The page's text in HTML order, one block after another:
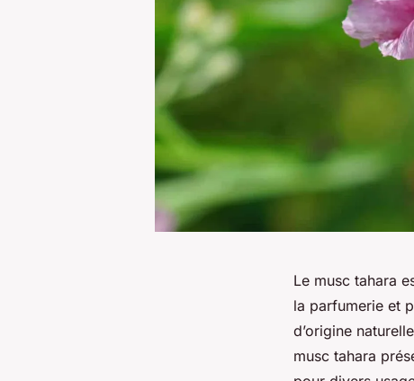
Le musc tahara
la parfumerie et
d’origine
musc tahara